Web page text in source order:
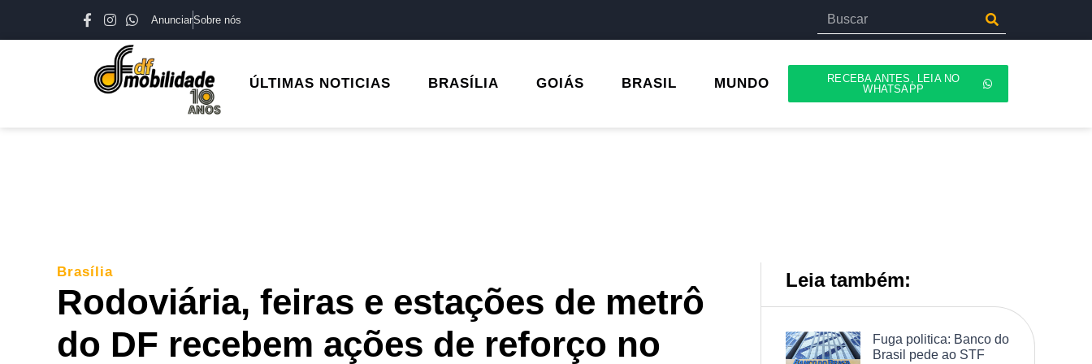
AnunciarSobre nós
ÚLTIMAS NOTICIAS BRASÍLIA GOIÁS BRASIL MUNDO
RECEBA ANTES, LEIA NO
WHATSAPP
Brasília
Rodoviária, feiras e estações de metrô
do DF recebem ações de reforço no
Leia também:
Fuga politica: Banco do
Brasil pede ao STF